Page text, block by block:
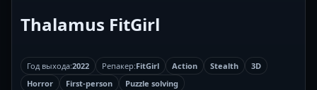
Thalamus FitGirl
Год выхода:2022 Репакер:FitGirl Action Stealth
3D
Horror
First-person Puzzle solving